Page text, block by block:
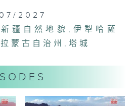
2027
新疆自然地貌 , 伊犁哈薩
蒙古自治州 ,塔城